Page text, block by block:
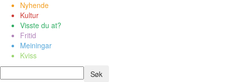
Nyhende
Kultur
Visste du at?
Fritid
Meiningar
Kviss